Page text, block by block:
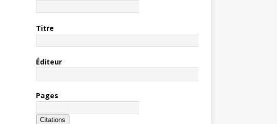
Titre
Éditeur
Pages
Citations